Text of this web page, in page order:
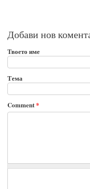
Добави нов
Твоето име
Тема
Comment*